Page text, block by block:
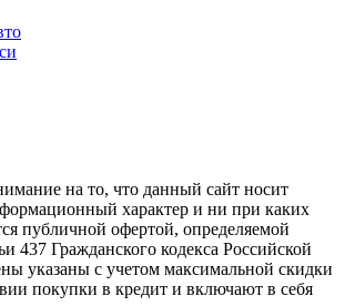
на то, что данный сайт носит
характер и ни при каких
публичной офертой, определяемой
437 Гражданского кодекса Российской
указаны с учетом максимальной скидки
покупки в кредит и включают в себя